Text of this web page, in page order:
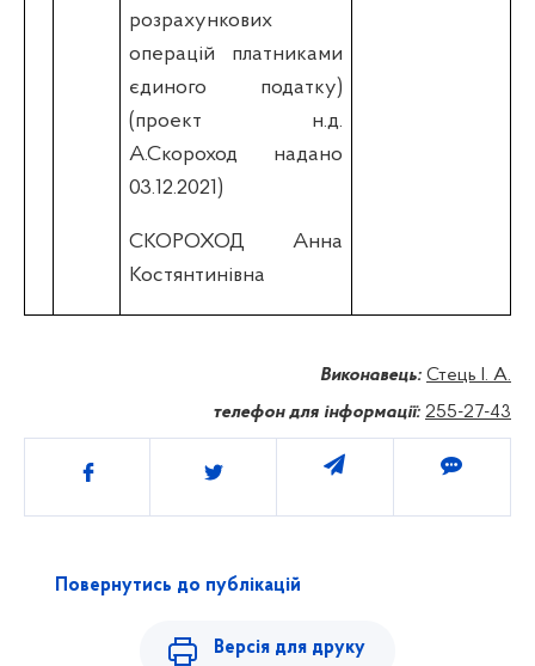
розрахункових
операцій платниками
єдиного податку)
(проект н.д.
А.Скороход надано
03.12.2021)
СКОРОХОД Анна
Костянтинівна
Виконавець: Стець І. А.
телефон для інформації: 255-27-43
Поділитись
Повернутись до публікацій
Версія для друку